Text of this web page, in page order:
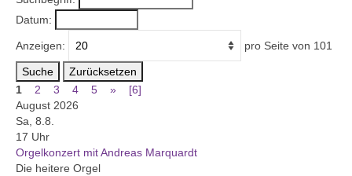
Gemeinde
Mitarbeitende
Pfarrteam
KantorIn
Datum:
Anzeigen: pro Seite von 101
Suche
Zurücksetzen
1
2 3 4 5 »
[6]
August 2026
Sa, 8.8.
17 Uhr
Orgelkonzert mit Andreas Marquardt
Die heitere Orgel